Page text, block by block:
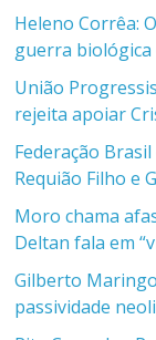
Heleno Corrêa:
guerra
União
rejeita apoiar
Federação
Requião Filho e
Moro chama
Deltan fala em
Gilberto
passividade